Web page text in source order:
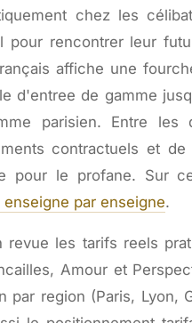
chez les
pour rencontrer leur
affiche une
d'entree de gamme
parisien. Entre les
contractuels et de
pour le profane. Sur
par enseigne.
revue les tarifs reels
Amour et
par region (Paris, Lyon,